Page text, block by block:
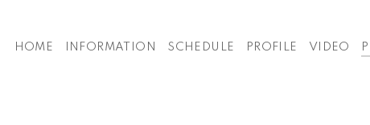
HOME INFORMATION SCHEDULE PROFILE VIDEO